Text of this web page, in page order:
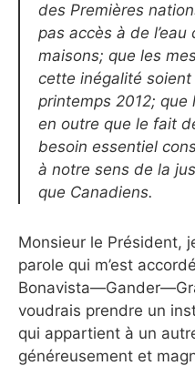
des Premières
pas accès à de
maisons; que les
cette inégalité
printemps 2012; que
en outre que le fait
besoin essentiel
à notre sens de la
que Canadiens.
Monsieur le Président,
parole qui m’est
voudrais prendre un
qui appartient à un
généreusement et